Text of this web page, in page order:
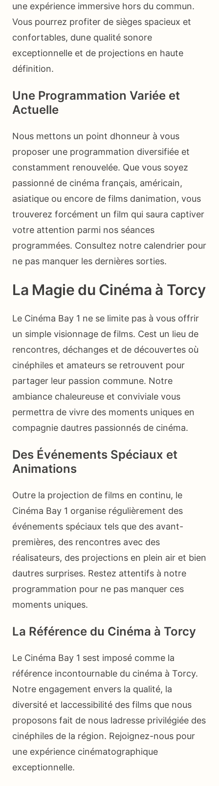
une expérience immersive hors du commun.
Vous pourrez profiter de sièges spacieux et
confortables, dune qualité sonore
exceptionnelle et de projections en haute
définition.
Une Programmation Variée et
Actuelle
Nous mettons un point dhonneur à vous
proposer une programmation diversifiée et
constamment renouvelée. Que vous soyez
passionné de cinéma français, américain,
asiatique ou encore de films danimation, vous
trouverez forcément un film qui saura captiver
votre attention parmi nos séances
programmées. Consultez notre calendrier pour
ne pas manquer les dernières sorties.
La Magie du Cinéma à Torcy
Le Cinéma Bay 1 ne se limite pas à vous offrir
un simple visionnage de films. Cest un lieu de
rencontres, déchanges et de découvertes où
cinéphiles et amateurs se retrouvent pour
partager leur passion commune. Notre
ambiance chaleureuse et conviviale vous
permettra de vivre des moments uniques en
compagnie dautres passionnés de cinéma.
Des Événements Spéciaux et
Animations
Outre la projection de films en continu, le
Cinéma Bay 1 organise régulièrement des
événements spéciaux tels que des avant-
premières, des rencontres avec des
réalisateurs, des projections en plein air et bien
dautres surprises. Restez attentifs à notre
programmation pour ne pas manquer ces
moments uniques.
La Référence du Cinéma à Torcy
Le Cinéma Bay 1 sest imposé comme la
référence incontournable du cinéma à Torcy.
Notre engagement envers la qualité, la
diversité et laccessibilité des films que nous
proposons fait de nous ladresse privilégiée des
cinéphiles de la région. Rejoignez-nous pour
une expérience cinématographique
exceptionnelle.